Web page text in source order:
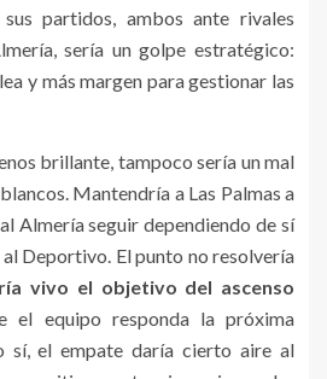
partidos, ambos ante rivales
sería un golpe estratégico:
y más margen para gestionar las
brillante, tampoco sería un mal
Mantendría a Las Palmas a
Almería seguir dependiendo de sí
Deportivo. El punto no resolvería
vivo el objetivo del ascenso
el equipo responda la próxima
sí, el empate daría cierto aire al